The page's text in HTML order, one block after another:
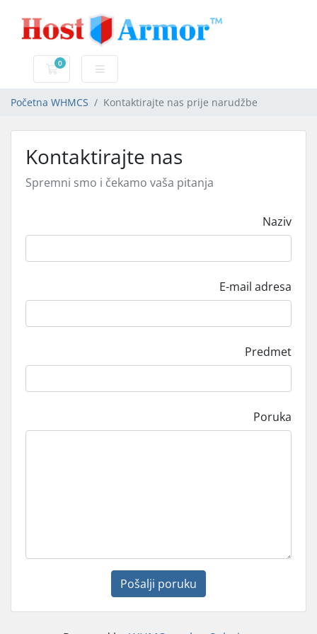
0
Košarica
Početna WHMCS Kontaktirajte nas prije narudžbe
Kontaktirajte nas
Spremni smo i čekamo vaša pitanja
Naziv
E-mail adresa
Predmet
Poruka
Pošalji poruku